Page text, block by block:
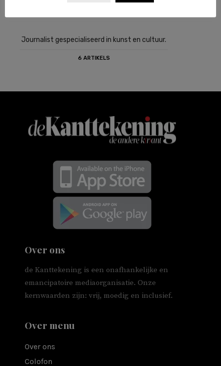
Journalist gespecialiseerd in kunst en cultuur.
6 ARTIKELS
Over ons
de Kanttekening is een onafhankelijke en
emancipatoire mediaorganisatie. Onze
kernwaarden zijn: vrij, moedig en inclusief.
Over menu
Over ons
Colofon